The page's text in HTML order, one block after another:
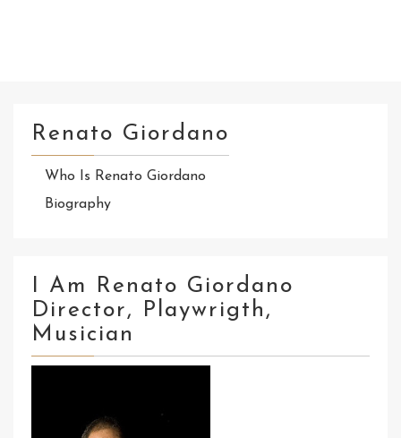
Renato Giordano
Who Is Renato Giordano
Biography
I Am Renato Giordano
Director, Playwrigth,
Musician